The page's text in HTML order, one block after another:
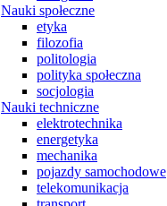
Nauki społeczne
etyka
filozofia
politologia
polityka społeczna
socjologia
Nauki techniczne
elektrotechnika
energetyka
mechanika
pojazdy samochodowe
telekomunikacja